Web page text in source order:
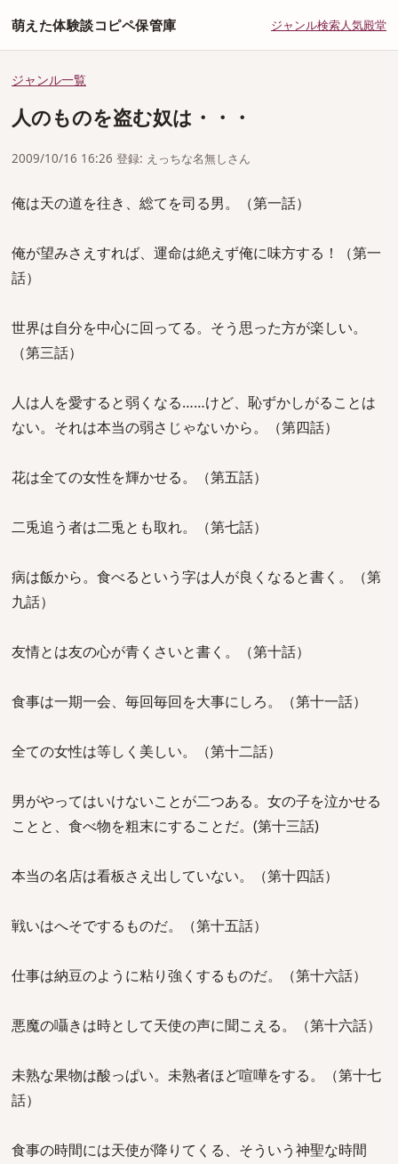
萌えた体験談コピペ保管庫 ジャンル検索人気殿堂
ジャンル一覧
人のものを盗む奴は・・・
2009/10/16 16:26 登録: えっちな名無しさん
俺は天の道を往き、総てを司る男。（第一話）
俺が望みさえすれば、運命は絶えず俺に味方する！（第一
話）
世界は自分を中心に回ってる。そう思った方が楽しい。
（第三話）
人は人を愛すると弱くなる……けど、恥ずかしがることは
ない。それは本当の弱さじゃないから。（第四話）
花は全ての女性を輝かせる。（第五話）
二兎追う者は二兎とも取れ。（第七話）
病は飯から。食べるという字は人が良くなると書く。（第
九話）
友情とは友の心が青くさいと書く。（第十話）
食事は一期一会、毎回毎回を大事にしろ。（第十一話）
全ての女性は等しく美しい。（第十二話）
男がやってはいけないことが二つある。女の子を泣かせる
ことと、食べ物を粗末にすることだ。(第十三話)
本当の名店は看板さえ出していない。（第十四話）
戦いはへそでするものだ。（第十五話）
仕事は納豆のように粘り強くするものだ。（第十六話）
悪魔の囁きは時として天使の声に聞こえる。（第十六話）
未熟な果物は酸っぱい。未熟者ほど喧嘩をする。（第十七
話）
食事の時間には天使が降りてくる、そういう神聖な時間